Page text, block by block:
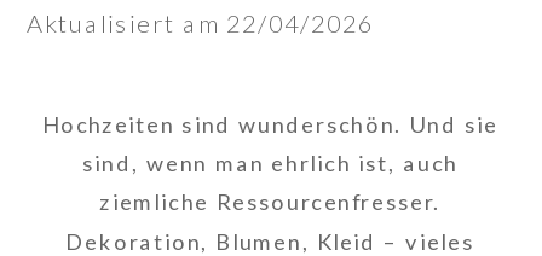
Aktualisiert am 22/04/2026
Hochzeiten sind wunderschön. Und sie
sind, wenn man ehrlich ist, auch
ziemliche Ressourcenfresser.
Dekoration, Blumen, Kleid – vieles